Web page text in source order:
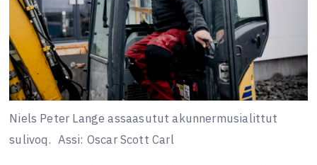
Niels Peter Lange assaasutut akunnermusialittut
sulivoq. Assi: Oscar Scott Carl